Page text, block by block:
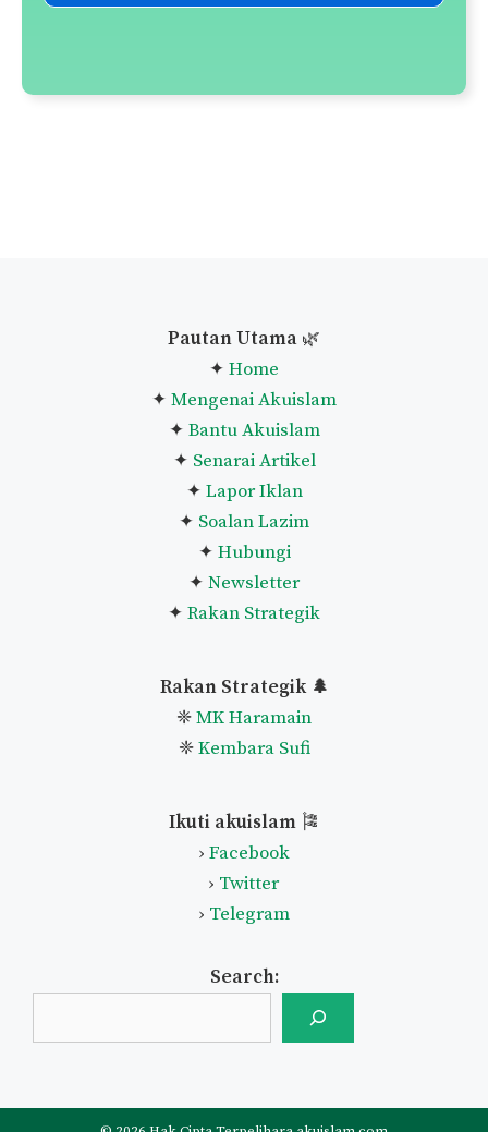
Pautan Utama 🌿
✦ Home
✦ Mengenai Akuislam
✦ Bantu Akuislam
✦ Senarai Artikel
✦ Lapor Iklan
✦ Soalan Lazim
✦ Hubungi
✦ Newsletter
✦ Rakan Strategik
Rakan Strategik 🌲
❈MK Haramain
❈Kembara Sufi
Ikuti akuislam 🎏
› Facebook
› Twitter
› Telegram
Search: